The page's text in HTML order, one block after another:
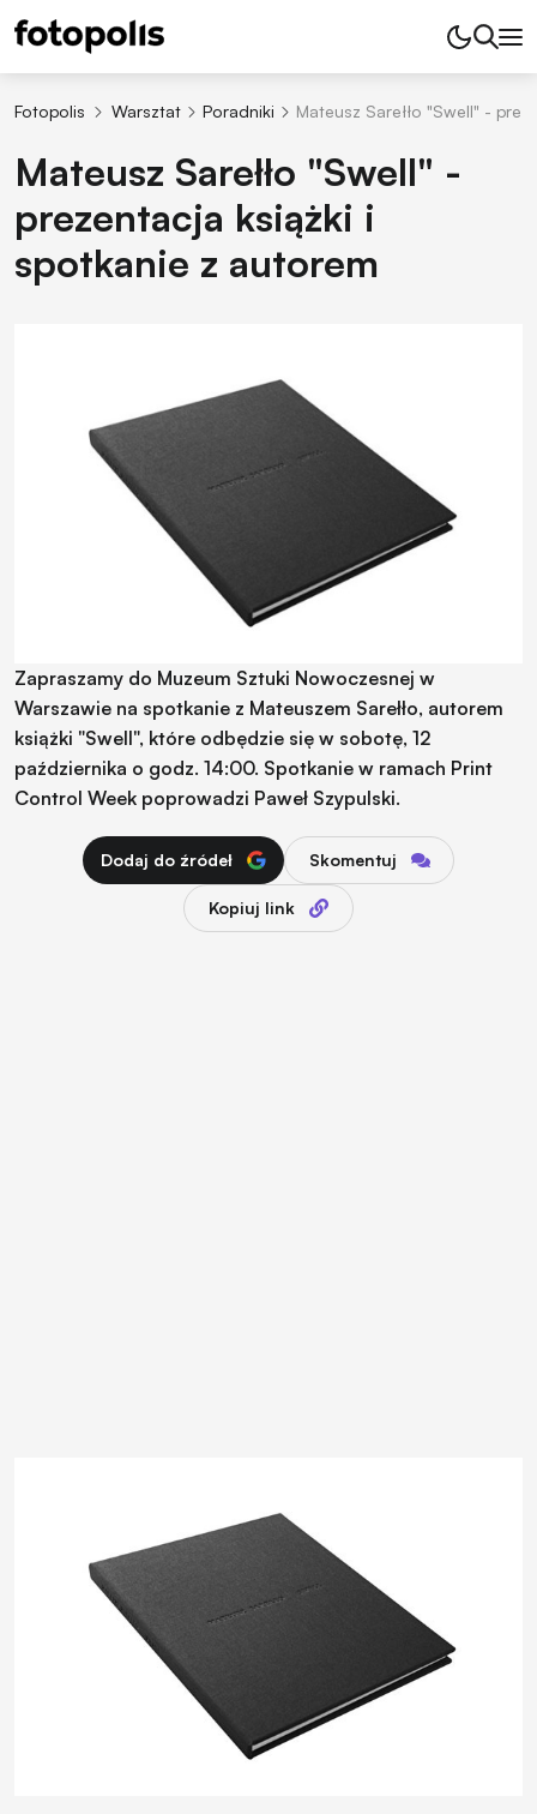
Fotopolis Warsztat Poradniki Mateusz Sarełło "Swell" -
Mateusz Sarełło "Swell" -
prezentacja książki i
spotkanie z autorem
Zapraszamy do Muzeum Sztuki Nowoczesnej w
Warszawie na spotkanie z Mateuszem Sarełło, autorem
książki "Swell", które odbędzie się w sobotę, 12
października o godz. 14:00. Spotkanie w ramach Print
Control Week poprowadzi Paweł Szypulski.
Dodaj do źródeł Skomentuj
Kopiuj link